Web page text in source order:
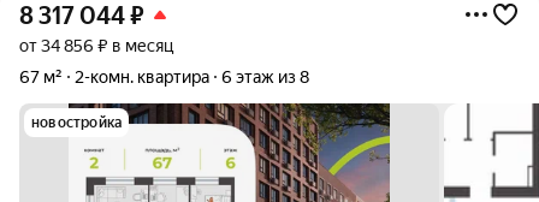
8 317 044₽
от 34 856 ₽ в месяц
67 м²
2-комн. квартира 6 этаж из 8
новостройка